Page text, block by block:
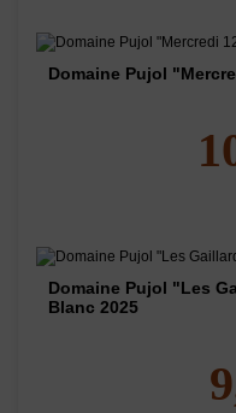
Domaine Pujol
Domaine Pujol "Les
Blanc 2025